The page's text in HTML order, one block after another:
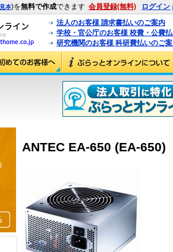
見本)を無料で作成できます 会員登録(無料) ログイン
法人のお客様 請求書払いのご案内
学校・官公庁のお客様 校費・公費
研究機関のお客様 科研費払いのご
ANTEC EA-650 (EA-650)